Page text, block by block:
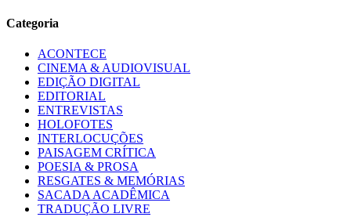
Categoria
ACONTECE
CINEMA & AUDIOVISUAL
EDIÇÃO DIGITAL
EDITORIAL
ENTREVISTAS
HOLOFOTES
INTERLOCUÇÕES
PAISAGEM CRÍTICA
POESIA & PROSA
RESGATES & MEMÓRIAS
SACADA ACADÊMICA
TRADUÇÃO LIVRE